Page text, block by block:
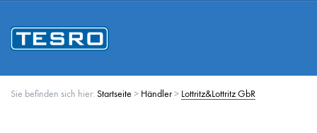
Sie befinden sich hier: Startseite > Händler > Lottritz&Lottritz GbR